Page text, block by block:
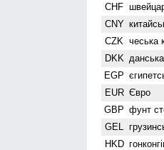
CHF
CNY
CZK чеська
DKK
EGP
EUR Євро
GBP фунт
GEL
HKD